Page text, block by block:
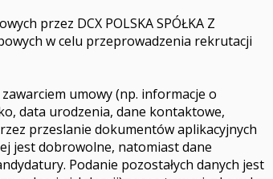
przez DCX POLSKA SPÓŁKA Z
w celu przeprowadzenia rekrutacji
umowy (np. informacje o
data urodzenia, dane kontaktowe,
przeslanie dokumentów aplikacyjnych
jest dobrowolne, natomiast dane
Podanie pozostałych danych jest